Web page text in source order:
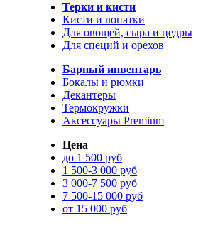
Терки и кисти
Кисти и лопатки
Для овощей, сыра и цедры
Для специй и орехов
Барный инвентарь
Бокалы и рюмки
Декантеры
Термокружки
Аксессуары Premium
Цена
до 1 500 руб
1 500-3 000 руб
3 000-7 500 руб
7 500-15 000 руб
от 15 000 руб